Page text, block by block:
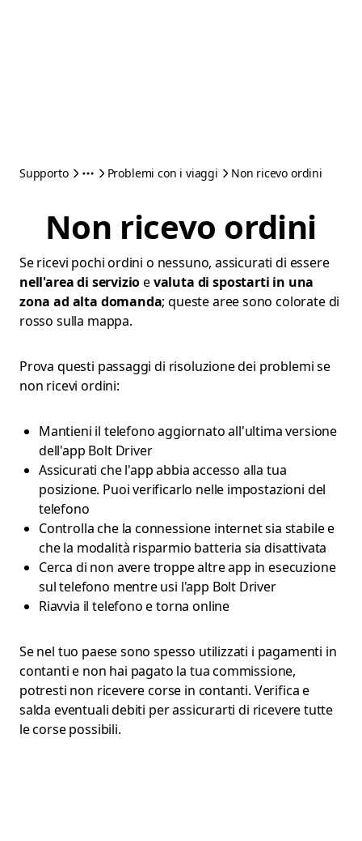
Supporto Problemi con i viaggi Non ricevo ordini
Non ricevo ordini
Se ricevi pochi ordini o nessuno, assicurati di essere
nell'area di servizioevaluta di spostarti in una
zona ad alta domanda; queste aree sono colorate di
rosso sulla mappa.
Prova questi passaggi di risoluzione dei problemi se
non ricevi ordini:
Mantieni il telefono aggiornato all'ultima versione
dell'app Bolt Driver
Assicurati che l'app abbia accesso alla tua
posizione. Puoi verificarlo nelle impostazioni del
telefono
Controlla che la connessione internet sia stabile e
che la modalità risparmio batteria sia disattivata
Cerca di non avere troppe altre app in esecuzione
sul telefono mentre usi l'app Bolt Driver
Riavvia il telefono e torna online
Se nel tuo paese sono spesso utilizzati i pagamenti in
contanti e non hai pagato la tua commissione,
potresti non ricevere corse in contanti. Verifica e
salda eventuali debiti per assicurarti di ricevere tutte
le corse possibili.